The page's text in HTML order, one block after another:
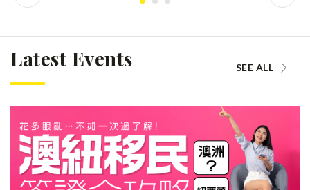
Latest Events SEE ALL